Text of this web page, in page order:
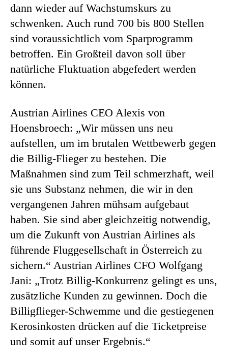
dann wieder auf Wachstumskurs zu
schwenken. Auch rund 700 bis 800 Stellen
sind voraussichtlich vom Sparprogramm
betroffen. Ein Großteil davon soll über
natürliche Fluktuation abgefedert werden
können.
Austrian Airlines CEO Alexis von
Hoensbroech: „Wir müssen uns neu
aufstellen, um im brutalen Wettbewerb gegen
die Billig-Flieger zu bestehen. Die
Maßnahmen sind zum Teil schmerzhaft, weil
sie uns Substanz nehmen, die wir in den
vergangenen Jahren mühsam aufgebaut
haben. Sie sind aber gleichzeitig notwendig,
um die Zukunft von Austrian Airlines als
führende Fluggesellschaft in Österreich zu
sichern.“ Austrian Airlines CFO Wolfgang
Jani: „Trotz Billig-Konkurrenz gelingt es uns,
zusätzliche Kunden zu gewinnen. Doch die
Billigflieger-Schwemme und die gestiegenen
Kerosinkosten drücken auf die Ticketpreise
und somit auf unser Ergebnis.“